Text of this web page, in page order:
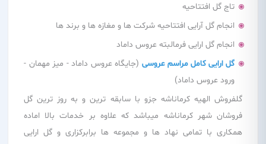
تاج گل افتتاحیه
انجام گل آرایی افتتاحیه شرکت ها و مغازه ها و برند ها
انجام گل ارایی فرمالبته عروس داماد
گل ارایی کامل مراسم عروسی (جایگاه عروس داماد - میز مهمان -
ورود عروس داماد)
گلفروش الهیه کرماناشه جزو با سابقه ترین و به روز ترین گل
فروشان شهر کرماناشه میباشد که علاوه بر خدمات بالا اماده
همکاری با تمامی نهاد ها و مجموعه ها برابرکزاری و گل ارایی